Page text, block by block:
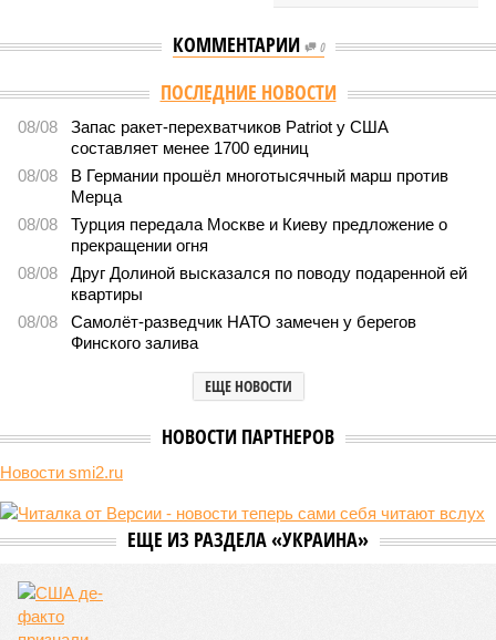
КОММЕНТАРИИ 0
ПОСЛЕДНИЕ НОВОСТИ
08/08
Запас ракет-перехватчиков Patriot у США
составляет менее 1700 единиц
08/08
В Германии прошёл многотысячный марш против
Мерца
08/08
Турция передала Москве и Киеву предложение о
прекращении огня
08/08
Друг Долиной высказался по поводу подаренной ей
квартиры
08/08
Самолёт-разведчик НАТО замечен у берегов
Финского залива
ЕЩЕ НОВОСТИ
НОВОСТИ ПАРТНЕРОВ
Новости smi2.ru
ЕЩЕ ИЗ РАЗДЕЛА «УКРАИНА»